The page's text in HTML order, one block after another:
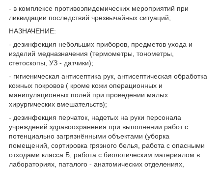
- в комплексе противоэпидемических мероприятий при
ликвидации последствий чрезвычайных ситуаций;
НАЗНАЧЕНИЕ:
- дезинфекция небольших приборов, предметов ухода и
изделий медназначения (термометры, тонометры,
стетоскопы, УЗ - датчики);
- гигиеническая антисептика рук, антисептическая обработка
кожных покровов ( кроме кожи операционных и
манипуляционных полей при проведении малых
хирургических вмешательств);
- дезинфекция перчаток, надетых на руки персонала
учреждений здравоохранения при выполнении работ с
потенциально загрязнёнными объектами (уборка
помещений, сортировка грязного белья, работа с опасными
отходами класса Б, работа с биологическим материалом в
лабораториях, паталого - анатомических отделениях,